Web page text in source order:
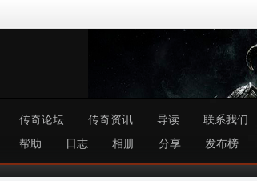
传奇论坛 传奇资讯 导读 联系我们
帮助
日志 相册 分享 发布榜